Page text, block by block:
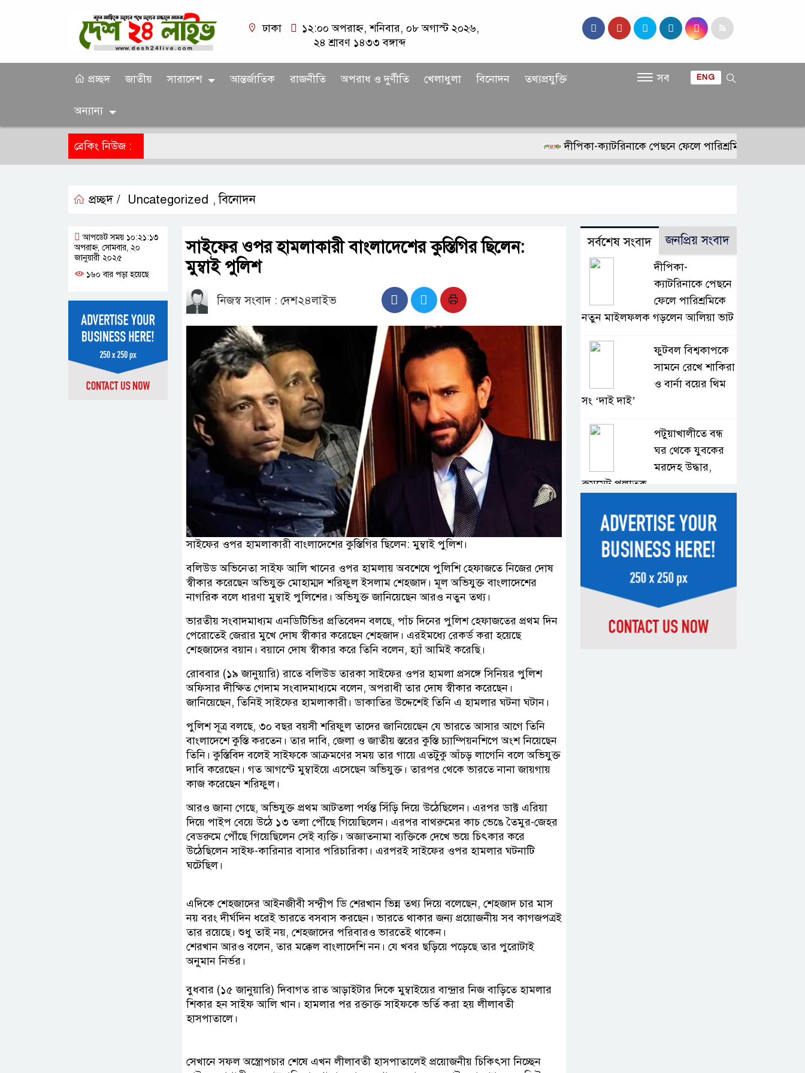
ঢাকা
১২:০০ অপরাহ্ন, শনিবার, ০৮ অগাস্ট ২০২৬,
২৪ শ্রাবণ ১৪৩৩ বঙ্গাব্দ
প্রচ্ছদ জাতীয় সারাদেশ আন্তর্জাতিক রাজনীতি অপরাধ ও দুর্ণীতি খেলাধুলা বিনোদন তথ্যপ্রযুক্তি
অন্যান্য
সব ENG
ব্রেকিং নিউজ : দীপিকা-ক্যাটরিনাকে পেছনে ফেলে পারিশ্রমিকে নতুন মাইলফলক
প্রচ্ছদ / Uncategorized ,বিনোদন
সাইফের ওপর হামলাকারী বাংলাদেশের কুস্তিগির ছিলেন:
মুম্বাই পুলিশ
নিজস্ব সংবাদ : দেশ২৪লাইভ
সাইফের ওপর হামলাকারী বাংলাদেশের কুস্তিগির ছিলেন: মুম্বাই পুলিশ।
বলিউড অভিনেতা সাইফ আলি খানের ওপর হামলায় অবশেষে পুলিশি হেফাজতে নিজের দোষ
স্বীকার করেছেন অভিযুক্ত মোহাম্মদ শরিফুল ইসলাম শেহজাদ। মূল অভিযুক্ত বাংলাদেশের
নাগরিক বলে ধারণা মুম্বাই পুলিশের। অভিযুক্ত জানিয়েছেন আরও নতুন তথ্য।
ভারতীয় সংবাদমাধ্যম এনডিটিভির প্রতিবেদন বলছে, পাঁচ দিনের পুলিশ হেফাজতের প্রথম দিন
পেরোতেই জেরার মুখে দোষ স্বীকার করেছেন শেহজাদ। এরইমধ্যে রেকর্ড করা হয়েছে
শেহজাদের বয়ান। বয়ানে দোষ স্বীকার করে তিনি বলেন, হ্যাঁ আমিই করেছি।
রোববার (১৯ জানুয়ারি) রাতে বলিউড তারকা সাইফের ওপর হামলা প্রসঙ্গে সিনিয়র পুলিশ
অফিসার দীক্ষিত গেদাম সংবাদমাধ্যমে বলেন, অপরাধী তার দোষ স্বীকার করেছেন।
জানিয়েছেন, তিনিই সাইফের হামলাকারী। ডাকাতির উদ্দেশেই তিনি এ হামলার ঘটনা ঘটান।
পুলিশ সূত্র বলছে, ৩০ বছর বয়সী শরিফুল তাদের জানিয়েছেন যে ভারতে আসার আগে তিনি
বাংলাদেশে কুস্তি করতেন। তার দাবি, জেলা ও জাতীয় স্তরের কুস্তি চ্যাম্পিয়নশিপে অংশ নিয়েছেন
তিনি। কুস্তিবিদ বলেই সাইফকে আক্রমণের সময় তার গায়ে এতটুকু আঁচড় লাগেনি বলে অভিযুক্ত
দাবি করেছেন। গত আগস্টে মুম্বাইয়ে এসেছেন অভিযুক্ত। তারপর থেকে ভারতে নানা জায়গায়
কাজ করেছেন শরিফুল।
আরও জানা গেছে, অভিযুক্ত প্রথম আটতলা পর্যন্ত সিঁড়ি দিয়ে উঠেছিলেন। এরপর ডাক্ট এরিয়া
দিয়ে পাইপ বেয়ে উঠে ১৩ তলা পৌঁছে গিয়েছিলেন। এরপর বাথরুমের কাচ ভেঙে তৈমুর-জেহর
বেডরুমে পৌঁছে গিয়েছিলেন সেই ব্যক্তি। অজ্ঞাতনামা ব্যক্তিকে দেখে ভয়ে চিৎকার করে
উঠেছিলেন সাইফ-কারিনার বাসার পরিচারিকা। এরপরই সাইফের ওপর হামলার ঘটনাটি
ঘটেছিল।
এদিকে শেহজাদের আইনজীবী সন্দ্বীপ ডি শেরখান ভিন্ন তথ্য দিয়ে বলেছেন, শেহজাদ চার মাস
নয় বরং দীর্ঘদিন ধরেই ভারতে বসবাস করছেন। ভারতে থাকার জন্য প্রয়োজনীয় সব কাগজপত্রই
তার রয়েছে। শুধু তাই নয়, শেহজাদের পরিবারও ভারতেই থাকেন।
শেরখান আরও বলেন, তার মক্কেল বাংলাদেশি নন। যে খবর ছড়িয়ে পড়েছে তার পুরোটাই
অনুমান নির্ভর।
বুধবার (১৫ জানুয়ারি) দিবাগত রাত আড়াইটার দিকে মুম্বাইয়ের বান্দ্রার নিজ বাড়িতে হামলার
শিকার হন সাইফ আলি খান। হামলার পর রক্তাক্ত সাইফকে ভর্তি করা হয় লীলাবতী
হাসপাতালে।
সেখানে সফল অস্ত্রোপচার শেষে এখন লীলাবতী হাসপাতালেই প্রয়োজনীয় চিকিৎসা নিচ্ছেন
আপডেট সময় ১০:২১:১৩
অপরাহ্ন, সোমবার, ২০
জানুয়ারী ২০২৫
১৬০ বার পড়া হয়েছে
সর্বশেষ সংবাদ জনপ্রিয় সংবাদ
দীপিকা-
ক্যাটরিনাকে পেছনে
ফেলে পারিশ্রমিকে
নতুন মাইলফলক গড়লেন আলিয়া ভাট
ফুটবল বিশ্বকাপকে
সামনে রেখে শাকিরা
ও বার্না বয়ের থিম
সং ‘দাই দাই’
পটুয়াখালীতে বন্ধ
ঘর থেকে যুবকের
মরদেহ উদ্ধার,
রুমমেট পলাতক
বাংলাদেশি দুই
শিক্ষার্থী হত্যার
সন্দেহভাজন
মারধর করেছিলেন
সংসদে নিজেকে
‘শিশু মুক্তিযোদ্ধা’